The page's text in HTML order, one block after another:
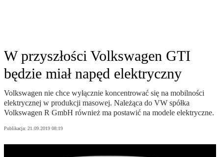
W przyszłości Volkswagen GTI
będzie miał napęd elektryczny
Volkswagen nie chce wyłącznie koncentrować się na mobilności
elektrycznej w produkcji masowej. Należąca do VW spółka
Volkswagen R GmbH również ma postawić na modele elektryczne.
Publikacja: 21.09.2019 08:19